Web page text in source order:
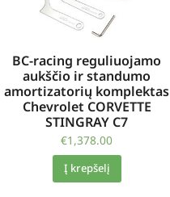
BC-racing reguliuojamo
aukščio ir standumo
amortizatorių komplektas
Chevrolet CORVETTE
STINGRAY C7
€1,378.00
Į krepšelį